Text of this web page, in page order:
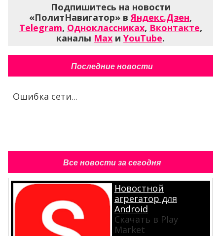
Подпишитесь на новости
«ПолитНавигатор» в Яндекс.Дзен,
Telegram, Одноклассниках, Вконтакте,
каналы Max и YouTube.
Последние новости
Ошибка сети...
Все новости за сегодня
Новостной
агрегатор для
Android
Скачать в Play
Market